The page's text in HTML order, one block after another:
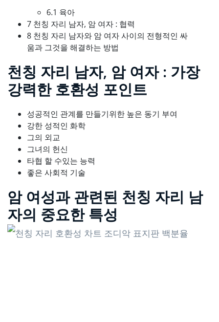
6.1 육아
7 천칭 자리 남자, 암 여자 : 협력
8 천칭 자리 남자와 암 여자 사이의 전형적인 싸
움과 그것을 해결하는 방법
천칭 자리 남자, 암 여자 : 가장
강력한 호환성 포인트
성공적인 관계를 만들기위한 높은 동기 부여
강한 성적인 화학
그의 외교
그녀의 헌신
타협 할 수있는 능력
좋은 사회적 기술
암 여성과 관련된 천칭 자리 남
자의 중요한 특성